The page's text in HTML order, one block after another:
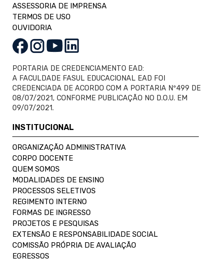
ASSESSORIA DE IMPRENSA
TERMOS DE USO
OUVIDORIA
PORTARIA DE CREDENCIAMENTO EAD:
A FACULDADE FASUL EDUCACIONAL EAD FOI
CREDENCIADA DE ACORDO COM A PORTARIA Nº499 DE
08/07/2021, CONFORME PUBLICAÇÃO NO D.O.U. EM
09/07/2021.
INSTITUCIONAL
ORGANIZAÇÃO ADMINISTRATIVA
CORPO DOCENTE
QUEM SOMOS
MODALIDADES DE ENSINO
PROCESSOS SELETIVOS
REGIMENTO INTERNO
FORMAS DE INGRESSO
PROJETOS E PESQUISAS
EXTENSÃO E RESPONSABILIDADE SOCIAL
COMISSÃO PRÓPRIA DE AVALIAÇÃO
EGRESSOS